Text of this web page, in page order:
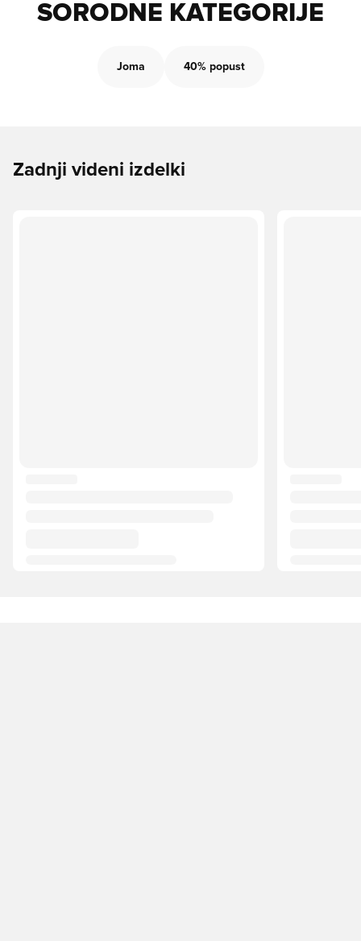
SORODNE KATEGORIJE
Joma 40% popust
Zadnji videni izdelki